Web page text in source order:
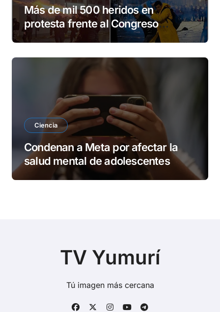
Más de mil 500 heridos en
protesta frente al Congreso
argentino
Ciencia
Condenan a Meta por afectar la
salud mental de adolescentes
TV Yumurí
Tú imagen más cercana